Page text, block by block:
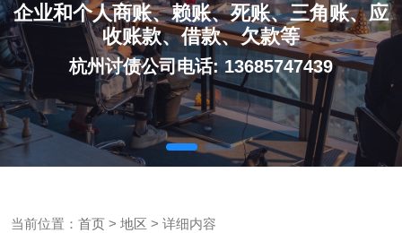
企业和个人商账、赖账、死账、三角账、应
收账款、借款、欠款等
杭州讨债公司电话: 13685747439
当前位置： 首页 > 地区 > 详细内容